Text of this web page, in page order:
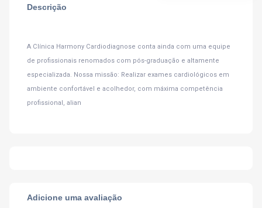
Descrição
A Clínica Harmony Cardiodiagnose conta ainda com uma equipe
de profissionais renomados com pós-graduação e altamente
especializada. Nossa missão: Realizar exames cardiológicos em
ambiente confortável e acolhedor, com máxima competência
profissional, alian
Adicione uma avaliação